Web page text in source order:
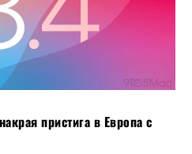
пристига в Европа с